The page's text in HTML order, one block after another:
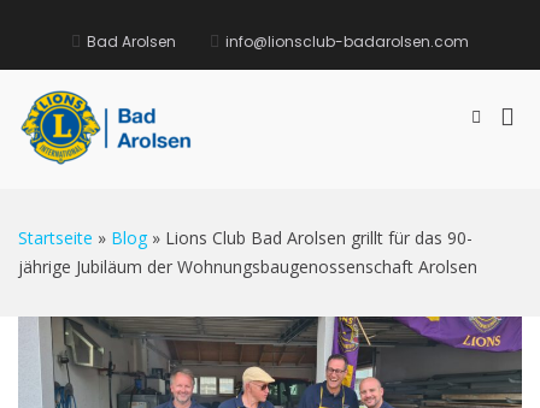
Bad Arolsen info@lionsclub-badarolsen.com
Startseite » Blog » Lions Club Bad Arolsen grillt für das 90-
jährige Jubiläum der Wohnungsbaugenossenschaft Arolsen